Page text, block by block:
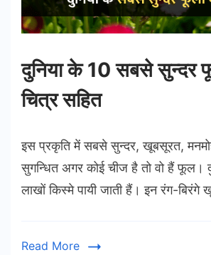
दुनिया के 10 सबसे सुन्दर
चित्र सहित
इस प्रकृति में सबसे सुन्दर, खूबसूरत,
सुगन्धित अगर कोई चीज है तो वो हैं फूल।
लाखों किस्मे पायी जाती हैं। इन रंग-
Read More